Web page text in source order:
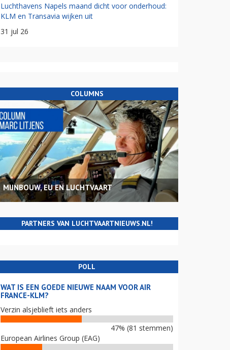
Luchthavens Napels maand dicht voor onderhoud:
KLM en Transavia wijken uit
31 jul 26
COLUMNS
MIJNBOUW, EU EN LUCHTVAART
PARTNERS VAN LUCHTVAARTNIEUWS.NL!
POLL
WAT IS EEN GOEDE NIEUWE NAAM VOOR AIR
FRANCE-KLM?
Verzin alsjeblieft iets anders
47% (81 stemmen)
European Airlines Group (EAG)